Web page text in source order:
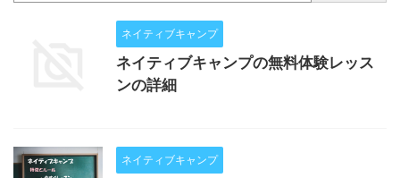
ネイティブキャンプ
ネイティブキャンプの無料体験レッス
ンの詳細
ネイティブキャンプ